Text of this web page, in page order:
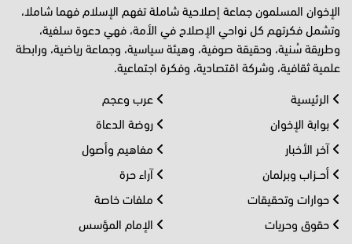
الإخوان المسلمون جماعة إصلاحية شاملة تفهم الإسلام فهما شاملا،
وتشمل فكرتهم كل نواحي الإصلاح في الأمة، فهي دعوة سلفية،
وطريقة سُنية، وحقيقة صوفية، وهيئة سياسية، وجماعة رياضية، ورابطة
علمية ثقافية، وشركة اقتصادية، وفكرة اجتماعية.
الرئيسية
بوابة الإخوان
آخر الأخبار
أحــزاب وبرلمان
حوارات وتحقيقات
حقوق وحريات
عرب وعجم
روضة الدعاة
مفاهيم وأصول
آراء حرة
ملفات خاصة
الإمام المؤسس